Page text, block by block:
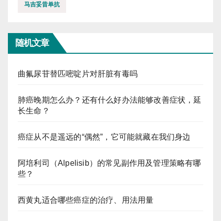
马吉妥昔单抗
随机文章
曲氟尿苷替匹嘧啶片对肝脏有毒吗
肺癌晚期怎么办？还有什么好办法能够改善症状，延
长生命？
癌症从不是遥远的“偶然”，它可能就藏在我们身边
阿培利司（Alpelisib）的常见副作用及管理策略有哪
些？
西黄丸适合哪些癌症的治疗、用法用量